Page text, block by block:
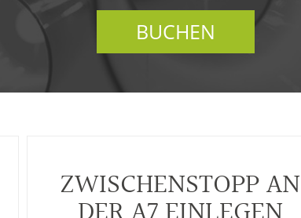
BUCHEN
ZWISCHENSTOPP AN